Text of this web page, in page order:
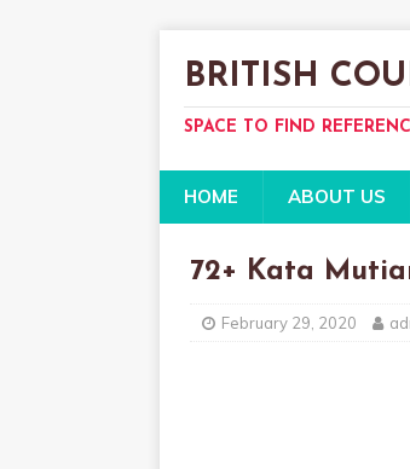
BRITISH
SPACE TO FIND
HOME ABOUT US
72+ Kata
February 29, 2020